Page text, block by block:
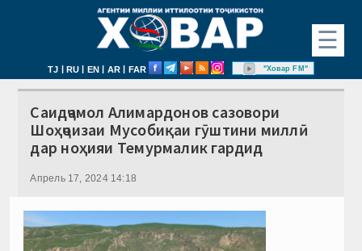
☰
TJ | RU | EN | AR | FAR "Ховар FM"
Саидҷамол Алимардонов сазовори
Шоҳҷоизаи Мусобиқаи гӯштини миллӣ
дар ноҳияи Темурмалик гардид
Апрель 17, 2024 14:18